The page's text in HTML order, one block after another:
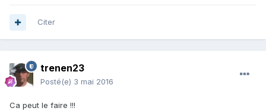
Citer
trenen23
Posté(e) 3 mai 2016
Ca peut le faire !!!